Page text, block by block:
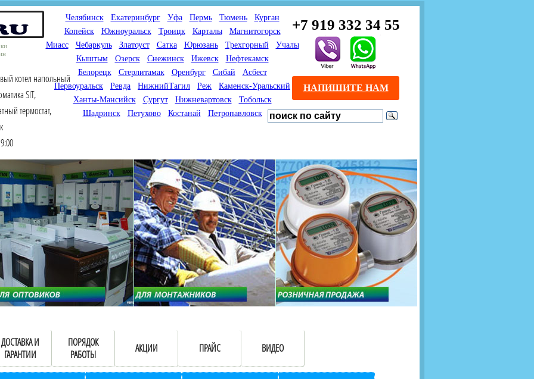
+7 919 332 34 55
Челябинск Екатеринбург Уфа Пермь Тюмень
Курган
Копейск
Южноуральск Троицк Карталы
Магнитогорск
Миасс
Чебаркуль Златоуст Сатка Юрюзань Трехгорный
Учалы
Кыштым
Озерск Снежинск Ижевск
Нефтекамск
Белорецк
Стерлитамак Оренбург Сибай
Асбест
Первоуральск
Ревда НижнийТагил Реж
Каменск-Уральский
Ханты-Мансийск
Сургут Нижневартовск
Тобольск
Шадринск
Петухово Костанай Петропавловск
котел напольный
SIT,
термостат,
НАПИШИТЕ НАМ
продаем газовые котлы
отопления,
счетчики
с доставкой по городам
и Казахстана
Мы специализируемся на
снабжении магазинов
газового оборудования.
Предлагаем полный
ассортимент товара для
открытия магазина газового
оборудования в Вашем
городе. Мы знаем что будет
продаваться.
Предлагаем взаимовыгодное
сотрудничество
монтажникам газового
оборудования. Если Вы
занимаетесь установкой
газового оборудования, мы
предлагаем Вам оптовые
цены и документарное
сопровождение Ваших
продаж (берем всю
бухгалтерию "на себя")
ДОСТАВКА И
ГАРАНТИИ
ПОРЯДОК
РАБОТЫ
АКЦИИ ПРАЙС ВИДЕО